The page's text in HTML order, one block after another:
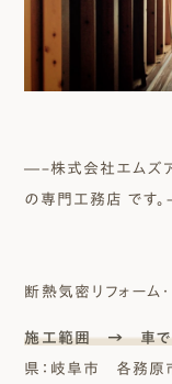
―–株式会社エムズ
の専門工務店 です
断熱気密リフォーム
施工範囲 → 車で一
県：岐阜市 各務